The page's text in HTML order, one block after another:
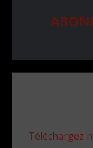
Téléchargez